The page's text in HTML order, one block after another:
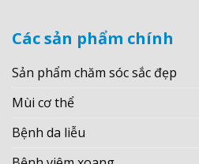
Các sản phẩm chính
Sản phẩm chăm sóc sắc đẹp
Mùi cơ thể
Bệnh da liễu